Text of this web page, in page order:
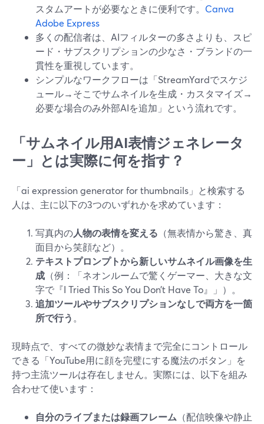
スタムアートが必要なときに便利です。 Canva
Adobe Express
多くの配信者は、AIフィルターの多さよりも、スピ
ード・サブスクリプションの少なさ・ブランドの一
貫性を重視しています。
シンプルなワークフローは「StreamYardでスケジ
ュール→そこでサムネイルを生成・カスタマイズ→
必要な場合のみ外部AIを追加」という流れです。
「サムネイル用AI表情ジェネレータ
ー」とは実際に何を指す？
「ai expression generator for thumbnails」と検索する
人は、主に以下の3つのいずれかを求めています：
写真内の人物の表情を変える （無表情から驚き、真
面目から笑顔など）。
テキストプロンプトから新しいサムネイル画像を生
成 （例：「ネオンルームで驚くゲーマー、大きな文
字で『I Tried This So You Don’t Have To』」）。
追加ツールやサブスクリプションなしで両方を一箇
所で行う 。
現時点で、すべての微妙な表情まで完全にコントロール
できる「YouTube用に顔を完璧にする魔法のボタン」を
持つ主流ツールは存在しません。実際には、以下を組み
合わせて使います：
自分のライブまたは録画フレーム （配信映像や静止